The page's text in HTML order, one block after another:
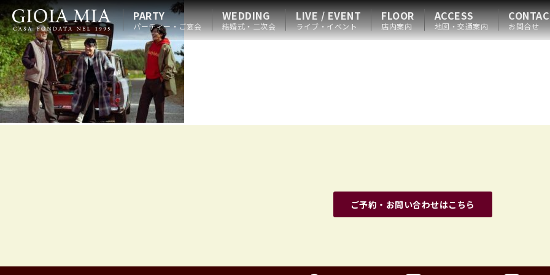
PARTY
パーティー・ご宴会
WEDDING
結婚式・二次会
LIVE / EVENT
ライブ・イベント
FLOOR
店内案内
ACCESS
地図・交通案内 お問合せ
ご予約・お問い合わせはこちら